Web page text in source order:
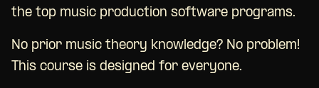
the top music production software programs.
No prior music theory knowledge? No problem!
This course is designed for everyone.